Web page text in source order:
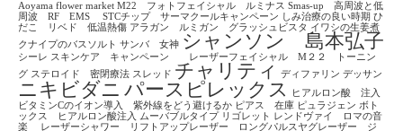
Aoyama flower market M22 フォトフェイシャル ルミナス Smas-up 高周波と低
周波 RF EMS
STCチップ サーマクールキャンペーン しみ治療の良い時期 ひ
だこ リベド 低温熱傷 アラガン ルミガン グラッシュビスタ イワシの生姜煮
クナイプのバスソルト サンバ 女神 シャンソン 島本弘子
シーレ スキンケア キャンペーン レーザーフェイシャル M２２ トーニン
グ ステロイド 密閉療法 スレッド チャリティ ディファリン デッサン
ニキビダニ パースピレックス
ヒアルロン酸 注入
ビタミンCのイオン導入 紫外線をどう避けるか ピアス 在庫 ピュラジェン ボト
ックス ヒアルロン酸注入
ムーバブルタイプ リゴレット レンドヴァイ ロマの音
楽
レーザーシャワー リフトアップレーザー ロングパルスヤグレーザー ジ